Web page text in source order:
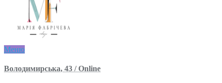
Меню
Володимирська, 43 / Online